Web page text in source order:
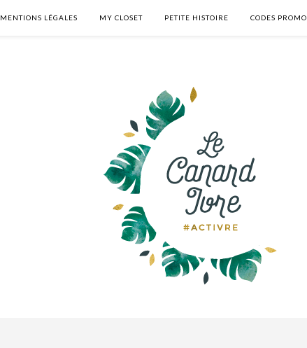
MENTIONS LÉGALES MY CLOSET PETITE HISTOIRE CODES PROMO